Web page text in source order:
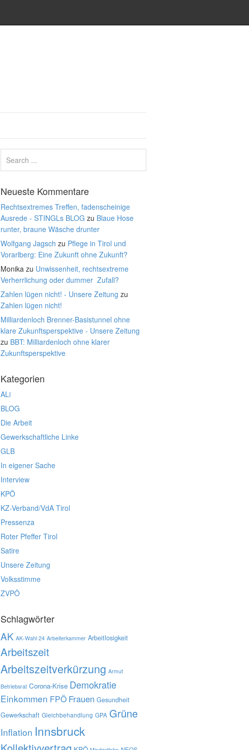
Neueste Kommentare
Rechtsextremes Treffen, fadenscheinige
Ausrede - STINGLs BLOG zu Blaue Hose
runter, braune Wäsche drunter
Wolfgang Jagsch zu Pflege in Tirol und
Vorarlberg: Eine Zukunft ohne Zukunft?
Monika zu Unwissenheit, rechtsextreme
Verherrlichung oder dummer Zufall?
Zahlen lügen nicht! - Unsere Zeitung zu
Zahlen lügen nicht!
Milliardenloch Brenner-Basistunnel ohne
klare Zukunftsperspektive - Unsere Zeitung
zu BBT: Milliardenloch ohne klarer
Zukunftsperspektive
Kategorien
ALi
BLOG
Die Arbeit
Gewerkschaftliche Linke
GLB
In eigener Sache
Interview
KPÖ
KZ-Verband/VdA Tirol
Pressenza
Roter Pfeffer Tirol
Satire
Unsere Zeitung
Volksstimme
ZVPÖ
Schlagwörter
AK AK-Wahl 24 Arbeiterkammer Arbeitlosigkeit
Arbeitszeit
Arbeitszeitverkürzung Armut
Betriebsrat Corona-Krise Demokratie
Einkommen FPÖ Frauen Gesundheit
Gewerkschaft Gleichbehandlung GPA Grüne
Inflation Innsbruck